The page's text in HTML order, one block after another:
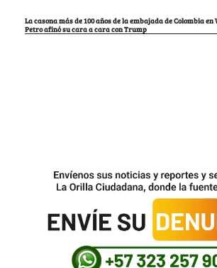
La casona más de 100 años de la embajada de Colombia
Petro afinó su cara a cara con Trump